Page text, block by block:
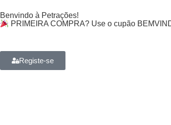
Benvindo à Petrações!
PRIMEIRA COMPRA? Use o cupão
Registe-se